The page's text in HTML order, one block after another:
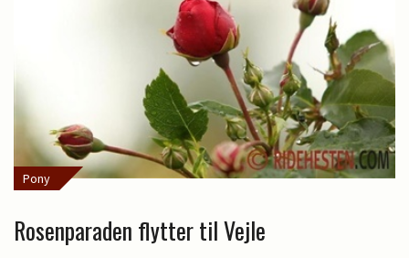
Pony
Rosenparaden flytter til Vejle